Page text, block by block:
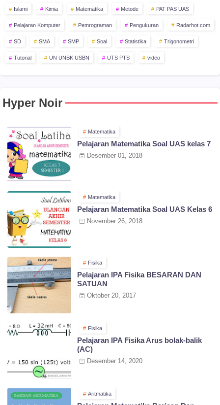
Islami Kimia Matematika Metode PAT PAS UAS
Pelajaran Komputer Pemrograman Pengukuran Radarhot com
SD SMA SMP Soal Statistika Trigonometri
Tutorial UN UNBK USBN UTS PTS video
Hyper Noir
Matematika
Pelajaran Matematika Soal UAS kelas 7
Desember 01, 2018
Matematika
Pelajaran Matematika Soal UAS Kelas 6
November 26, 2018
Fisika
Pelajaran IPA Fisika BESARAN DAN
SATUAN
Oktober 20, 2017
Fisika
Pelajaran IPA Fisika Arus bolak-balik
(AC)
Desember 14, 2020
Aritmatika